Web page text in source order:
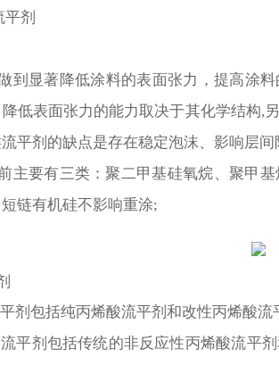
剂
到显著降低涂料的表面张力，提高涂
低表面张力的能力取决于其化学结构,
平剂的缺点是存在稳定泡沫、影响层
主要有三类：聚二甲基硅氧烷、聚甲
链有机硅不影响重涂;
剂包括纯丙烯酸流平剂和改性丙烯酸流
平剂包括传统的非反应性丙烯酸流平